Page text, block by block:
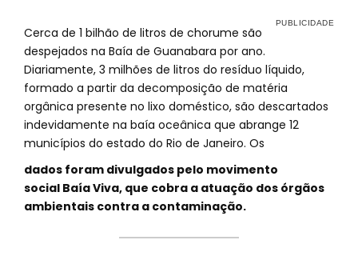
Cerca de 1 bilhão de litros de chorume são
despejados na Baía de Guanabara por ano.
Diariamente, 3 milhões de litros do resíduo líquido,
formado a partir da decomposição de matéria
orgânica presente no lixo doméstico, são descartados
indevidamente na baía oceânica que abrange 12
municípios do estado do Rio de Janeiro. Os
dados foram divulgados pelo movimento
social Baía Viva, que cobra a atuação dos órgãos
ambientais contra a contaminação.